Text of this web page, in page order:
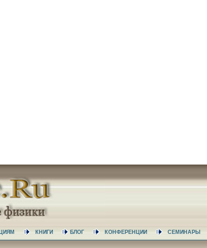
КНИГИ БЛОГ КОНФЕРЕНЦИИ СЕМИНАРЫ